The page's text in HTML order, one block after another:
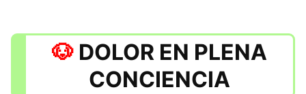
DOLOR EN PLENA
CONCIENCIA